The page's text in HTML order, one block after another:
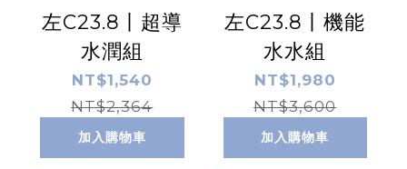
左C23.8丨超導
水潤組
NT$1,540
NT$2,364
加入購物車
左C23.8丨機能
水水組
NT$1,980
NT$3,600
加入購物車